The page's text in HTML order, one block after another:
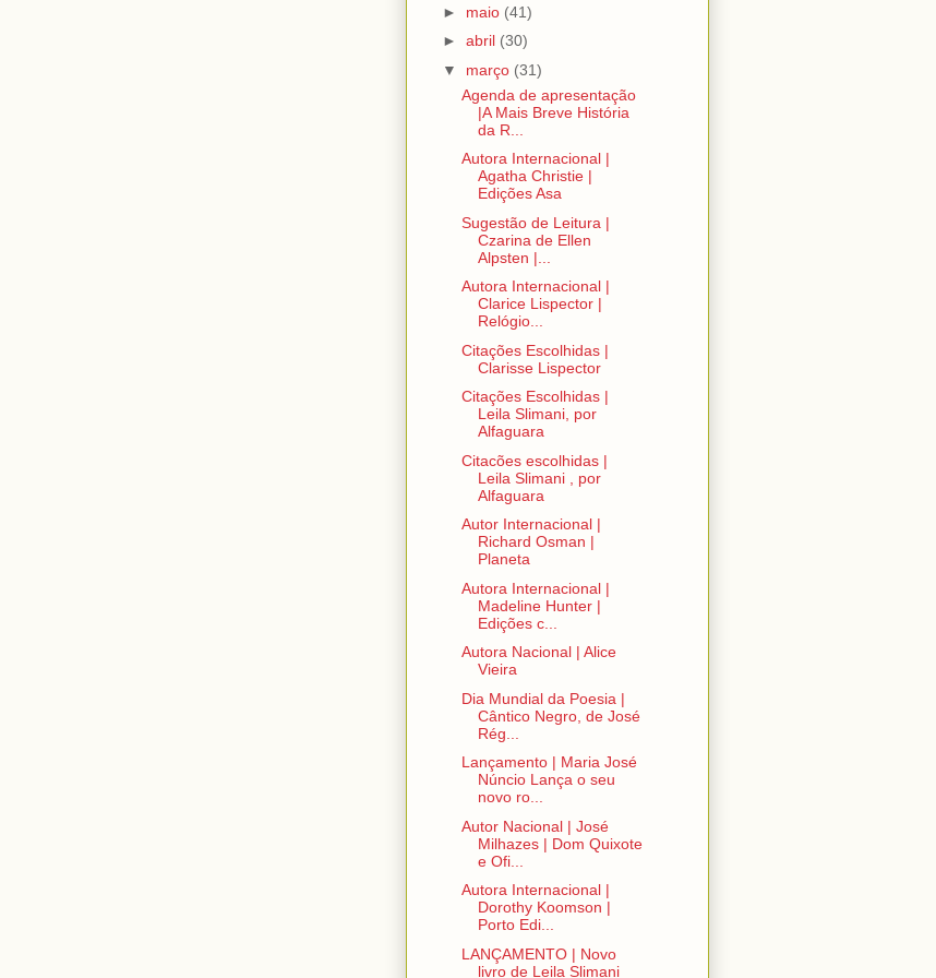
► maio (41)
► abril (30)
▼ março (31)
Agenda de apresentação
|A Mais Breve História
da R...
Autora Internacional |
Agatha Christie |
Edições Asa
Sugestão de Leitura |
Czarina de Ellen
Alpsten |...
Autora Internacional |
Clarice Lispector |
Relógio...
Citações Escolhidas |
Clarisse Lispector
Citações Escolhidas |
Leila Slimani, por
Alfaguara
Citacões escolhidas |
Leila Slimani , por
Alfaguara
Autor Internacional |
Richard Osman |
Planeta
Autora Internacional |
Madeline Hunter |
Edições c...
Autora Nacional | Alice
Vieira
Dia Mundial da Poesia |
Cântico Negro, de José
Rég...
Lançamento | Maria José
Núncio Lança o seu
novo ro...
Autor Nacional | José
Milhazes | Dom Quixote
e Ofi...
Autora Internacional |
Dorothy Koomson |
Porto Edi...
LANÇAMENTO | Novo
livro de Leila Slimani